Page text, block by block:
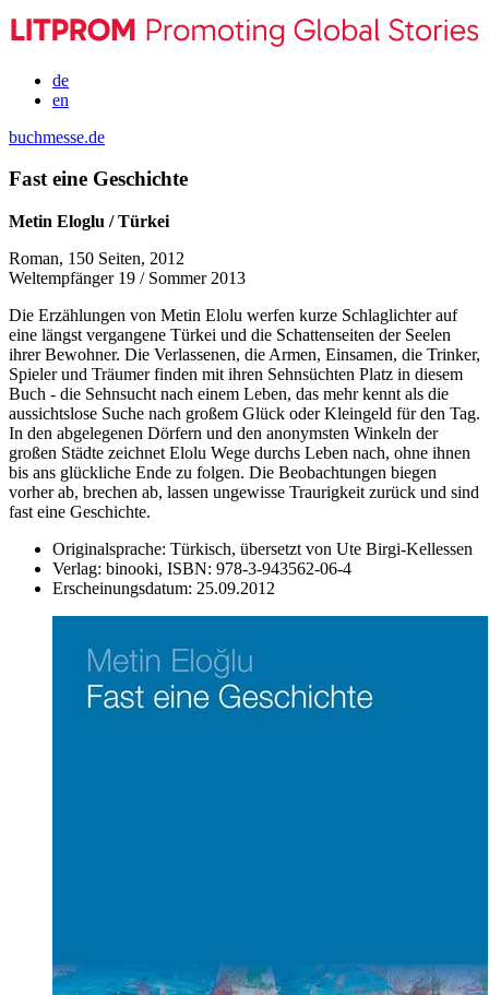
de
en
buchmesse.de
Fast eine Geschichte
Metin Eloglu / Türkei
Roman, 150 Seiten, 2012
Weltempfänger 19 / Sommer 2013
Die Erzählungen von Metin Elolu werfen kurze Schlaglichter auf
eine längst vergangene Türkei und die Schattenseiten der Seelen
ihrer Bewohner. Die Verlassenen, die Armen, Einsamen, die Trinker,
Spieler und Träumer finden mit ihren Sehnsüchten Platz in diesem
Buch - die Sehnsucht nach einem Leben, das mehr kennt als die
aussichtslose Suche nach großem Glück oder Kleingeld für den Tag.
In den abgelegenen Dörfern und den anonymsten Winkeln der
großen Städte zeichnet Elolu Wege durchs Leben nach, ohne ihnen
bis ans glückliche Ende zu folgen. Die Beobachtungen biegen
vorher ab, brechen ab, lassen ungewisse Traurigkeit zurück und sind
fast eine Geschichte.
Originalsprache: Türkisch, übersetzt von Ute Birgi-Kellessen
Verlag: binooki, ISBN: 978-3-943562-06-4
Erscheinungsdatum: 25.09.2012